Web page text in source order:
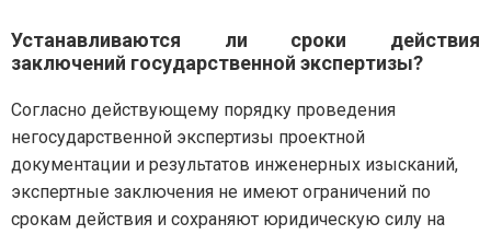
Устанавливаются ли сроки действия
заключений государственной экспертизы?
Согласно действующему порядку проведения
негосударственной экспертизы проектной
документации и результатов инженерных изысканий,
экспертные заключения не имеют ограничений по
срокам действия и сохраняют юридическую силу на